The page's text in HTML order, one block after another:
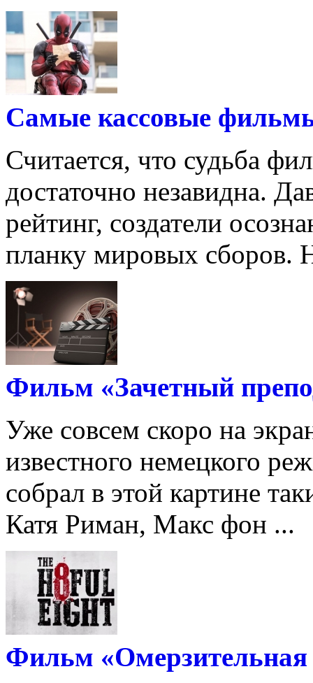
Самые кассовые
Считается, что судьба
достаточно незавидна.
рейтинг, создатели
планку мировых сборов.
Фильм «Зачетный
Уже совсем скоро на
известного немецкого
собрал в этой картине
Катя Риман, Макс фон ...
Фильм «Омерзительная